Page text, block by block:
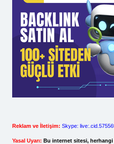
Reklam ve İletişim: Skype:
Yasal Uyarı: Bu internet sitesi, herhangi